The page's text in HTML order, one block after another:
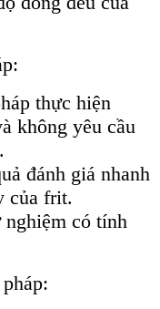
thực hiện
không yêu cầu
đánh giá nhanh
của frit.
có tính